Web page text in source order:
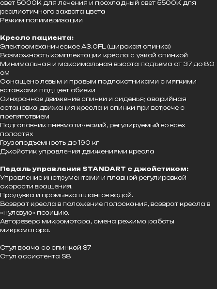
свет 5000K для лечения и прохладный свет 5500K для
реалистичного захвата цвета
Режим полимеризации
Кресло пациента:
Электромеханическое А3.0FL (широкая спинка)
Возможность комплектации кресла с узкой спинкой
Минимальная и максимальная высота подъема от 37 до 80
см
Оснащено левым и правым подлокотниками с мягкими
вставками под цвет обивки
Синхронное движение спинки и сиденья; аварийная
остановка движения кресла и спинки при встрече с
препятствием
Подголовник пневматический, регулируемый во всех
полостях
Грузоподъемность до 190 кг
Джойстик управления движениями кресла
Педаль управления STANDART с джойстиком:
Управление инструментами и плавной регулировкой
скорости вращения.
Продувка и промывка шлангов водой.
Возврат кресла в положение полоскания, возврат кресла в
«нулевую» позицию.
Автореверс микромотора, смена режима работы
микромотора.
Стул врача со спинкой S7
Стул ассистента S8